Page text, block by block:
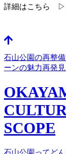
詳細はこちら ▷
石山公園の再整
ーンの魅力再発見
SCOPE
石山公園ってど